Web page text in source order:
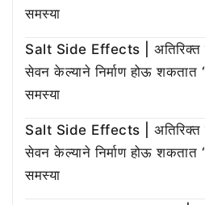
समस्या
Salt Side Effects | अतिरिक्त
सेवन केल्याने निर्माण होऊ शकतात
समस्या
Salt Side Effects | अतिरिक्त
सेवन केल्याने निर्माण होऊ शकतात
समस्या